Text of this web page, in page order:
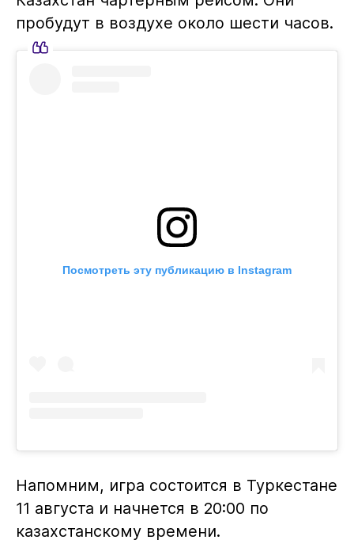
пробудут в воздухе около шести часов.
Посмотреть эту публикацию в Instagram
Напомним, игра состоится в Туркестане
11 августа и начнется в 20:00 по
казахстанскому времени.